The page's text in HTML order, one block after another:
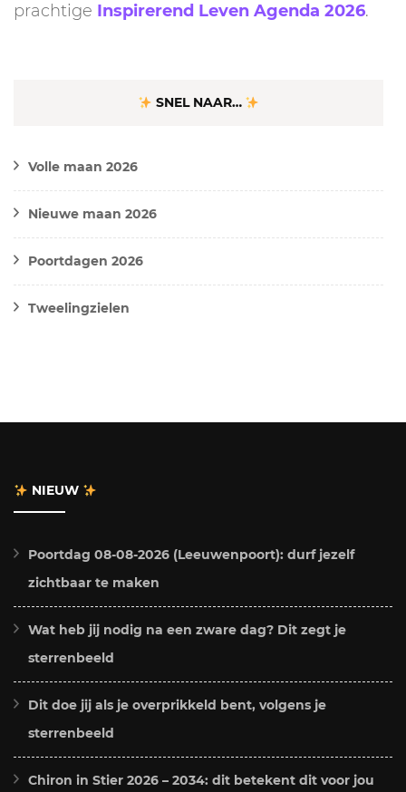
prachtige Inspirerend Leven Agenda 2026.
SNEL NAAR…
Volle maan 2026
Nieuwe maan 2026
Poortdagen 2026
Tweelingzielen
NIEUW
Poortdag 08-08-2026 (Leeuwenpoort): durf jezelf
zichtbaar te maken
Wat heb jij nodig na een zware dag? Dit zegt je
sterrenbeeld
Dit doe jij als je overprikkeld bent, volgens je
sterrenbeeld
Chiron in Stier 2026 – 2034: dit betekent dit voor jou